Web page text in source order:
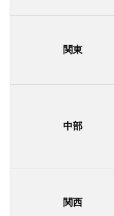
関東
中部
関西